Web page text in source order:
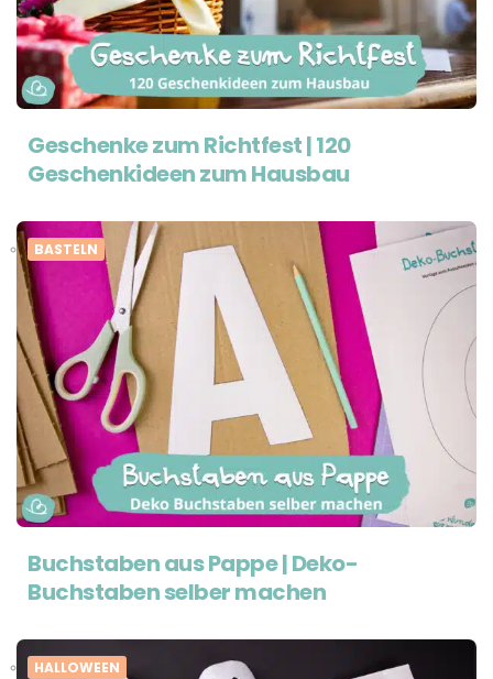
Geschenke zum Richtfest | 120
Geschenkideen zum Hausbau
BASTELN
Buchstaben aus Pappe | Deko-
Buchstaben selber machen
HALLOWEEN